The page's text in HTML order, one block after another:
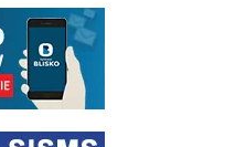
Gmina Wieliczka w aplikacji Blisko
ostrzegania mieszkańców SISMS